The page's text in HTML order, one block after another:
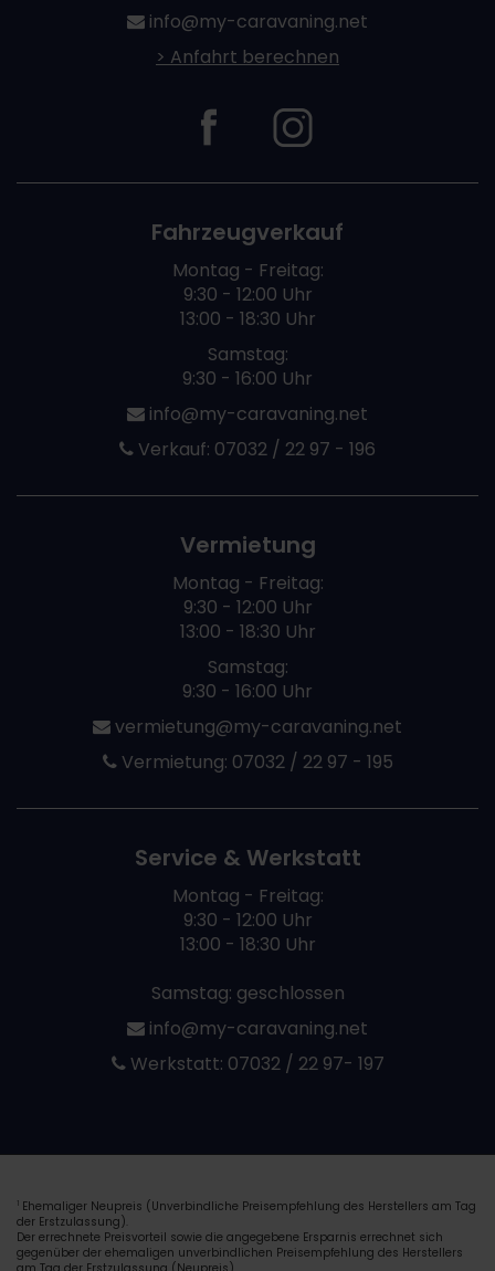
info@my-caravaning.net
> Anfahrt berechnen
Fahrzeugverkauf
Montag - Freitag:
9:30 - 12:00 Uhr
13:00 - 18:30 Uhr
Samstag:
9:30 - 16:00 Uhr
info@my-caravaning.net
Verkauf: 07032 / 22 97 - 196
Vermietung
Montag - Freitag:
9:30 - 12:00 Uhr
13:00 - 18:30 Uhr
Samstag:
9:30 - 16:00 Uhr
vermietung@my-caravaning.net
Vermietung: 07032 / 22 97 - 195
Service & Werkstatt
Montag - Freitag:
9:30 - 12:00 Uhr
13:00 - 18:30 Uhr
Samstag: geschlossen
info@my-caravaning.net
Werkstatt: 07032 / 22 97- 197
1 Ehemaliger Neupreis (Unverbindliche Preisempfehlung des Herstellers am Tag
der Erstzulassung).
Der errechnete Preisvorteil sowie die angegebene Ersparnis errechnet sich
gegenüber der ehemaligen unverbindlichen Preisempfehlung des Herstellers